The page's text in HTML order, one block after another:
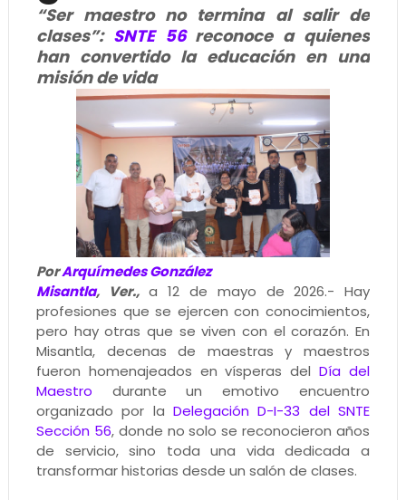
“Ser maestro no termina al salir de
clases”: SNTE 56reconoce a quienes
han convertido la educación en una
misión de vida
PorArquímedes González
Misantla, Ver.,a 12 de mayo de 2026.- Hay
profesiones que se ejercen con conocimientos,
pero hay otras que se viven con el corazón. En
Misantla, decenas de maestras y maestros
fueron homenajeados en vísperas delDía del
Maestro durante un emotivo encuentro
organizado por la Delegación D-I-33 del SNTE
Sección 56, donde no solo se reconocieron años
de servicio, sino toda una vida dedicada a
transformar historias desde un salón de clases.